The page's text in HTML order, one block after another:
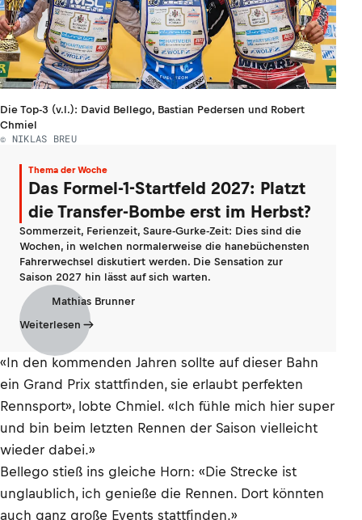
Die Top-3 (v.l.): David Bellego, Bastian Pedersen und Robert
Chmiel
© NIKLAS BREU
Thema der Woche
Das Formel-1-Startfeld 2027: Platzt
die Transfer-Bombe erst im Herbst?
Sommerzeit, Ferienzeit, Saure-Gurke-Zeit: Dies sind die
Wochen, in welchen normalerweise die hanebüchensten
Fahrerwechsel diskutiert werden. Die Sensation zur
Saison 2027 hin lässt auf sich warten.
Mathias Brunner
Weiterlesen
«In den kommenden Jahren sollte auf dieser Bahn
ein Grand Prix stattfinden, sie erlaubt perfekten
Rennsport», lobte Chmiel. «Ich fühle mich hier super
und bin beim letzten Rennen der Saison vielleicht
wieder dabei.»
Bellego stieß ins gleiche Horn: «Die Strecke ist
unglaublich, ich genieße die Rennen. Dort könnten
auch ganz große Events stattfinden.»